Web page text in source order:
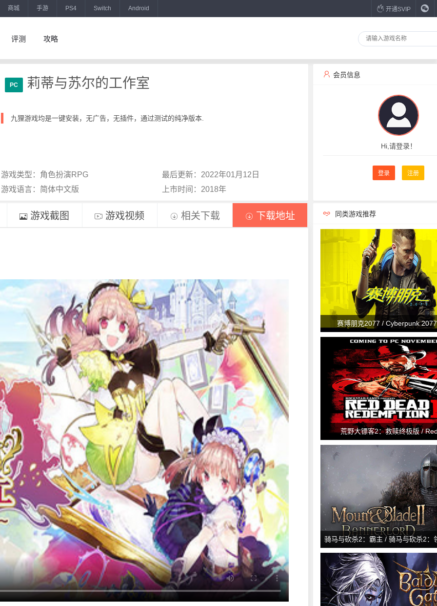
商城 手游 PS4 Switch Android 开通SVIP
评测 攻略
PC 莉蒂与苏尔的工作室
九狸游戏均是一键安装，无广告，无插件，通过测试的纯净版本.
游戏类型：角色扮演RPG
最后更新：2022年01月12日
游戏语言：简体中文版
上市时间：2018年
会员信息
Hi,请登录！
登录 注册
游戏截图 游戏视频 相关下载 下载地址 同类游戏推荐
赛博朋克2077 / Cyberpunk
荒野大镖客2：救赎终极版 /
Redemption 2: Ultimate Edition
骑马与砍杀2：霸主 / 骑马与砍杀2：
&amp; Blade II: Bannerlord